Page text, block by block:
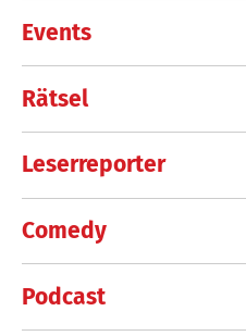
Events
Rätsel
Leserreporter
Comedy
Podcast